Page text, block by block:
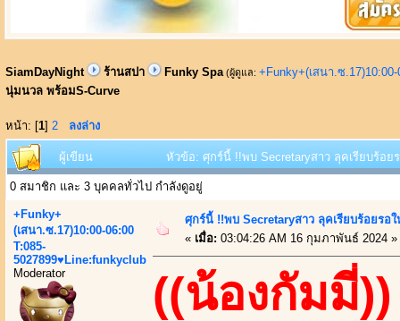
SiamDayNight ร้านสปา Funky Spa (ผู้ดูแล: +Funky+(เสนา.ซ
นุ่มนวล พร้อมS-Curve
หน้า: [1] 2 ลงล่าง
ผู้เขียน หัวข้อ: ศุกร์นี้ !!พบ Secretaryสาว ลุคเรียบร้อ
0 สมาชิก และ 3 บุคคลทั่วไป กำลังดูอยู่
+Funky+
(เสนา.ซ.17)10:00-06:00
T:085-
5027899♥Line:funkyclub
Moderator
ศุกร์นี้ !!พบ Secretaryสาว ลุคเรียบร้อยร
« เมื่อ: 03:04:26 AM 16 กุมภาพันธ์ 2024 »
((น้องกัมมี่))